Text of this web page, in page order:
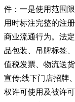
件：一是使用范围
用时标注完整的注
商业流通行为。法
品包装、吊牌标签
值税发票、物流送
宣传;线下门店招牌
权许可使用及被许